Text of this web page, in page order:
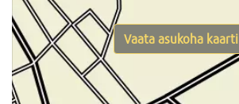
Vaata asukoha kaarti